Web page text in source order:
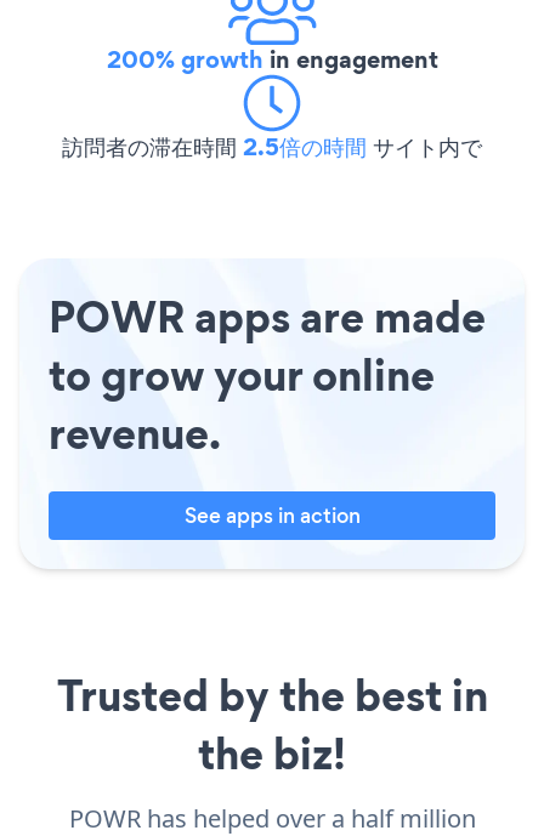
200% growth in engagement
訪問者の滞在時間 2.5倍の時間 サイト内で
POWR apps are made
to grow your online
revenue.
See apps in action
Trusted by the best in
the biz!
POWR has helped over a half million